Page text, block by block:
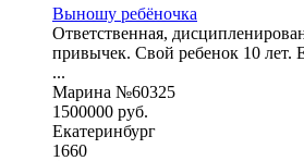
Выношу ребёночка
Ответственная,
привычек. Свой ребенок 10 лет.
...
Марина №60325
1500000 руб.
Екатеринбург
1660